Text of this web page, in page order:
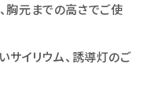
胸元までの高さでご使
イリウム、誘導灯のご